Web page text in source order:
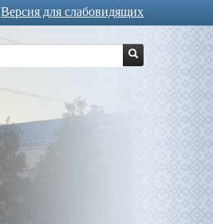
Версия для слабовидящих